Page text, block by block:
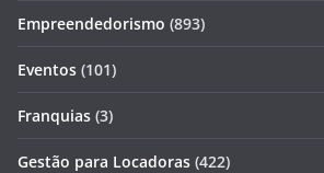
Empreendedorismo (893)
Eventos (101)
Franquias (3)
Gestão para Locadoras (422)